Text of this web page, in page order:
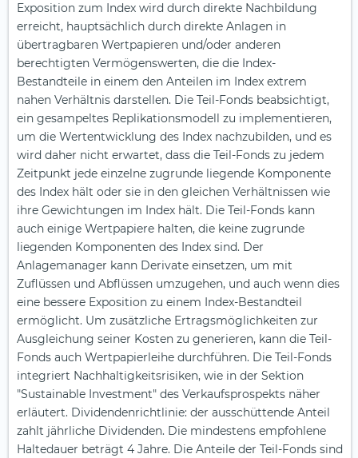
Exposition zum Index wird durch direkte Nachbildung
erreicht, hauptsächlich durch direkte Anlagen in
übertragbaren Wertpapieren und/oder anderen
berechtigten Vermögenswerten, die die Index-
Bestandteile in einem den Anteilen im Index extrem
nahen Verhältnis darstellen. Die Teil-Fonds beabsichtigt,
ein gesampeltes Replikationsmodell zu implementieren,
um die Wertentwicklung des Index nachzubilden, und es
wird daher nicht erwartet, dass die Teil-Fonds zu jedem
Zeitpunkt jede einzelne zugrunde liegende Komponente
des Index hält oder sie in den gleichen Verhältnissen wie
ihre Gewichtungen im Index hält. Die Teil-Fonds kann
auch einige Wertpapiere halten, die keine zugrunde
liegenden Komponenten des Index sind. Der
Anlagemanager kann Derivate einsetzen, um mit
Zuflüssen und Abflüssen umzugehen, und auch wenn dies
eine bessere Exposition zu einem Index-Bestandteil
ermöglicht. Um zusätzliche Ertragsmöglichkeiten zur
Ausgleichung seiner Kosten zu generieren, kann die Teil-
Fonds auch Wertpapierleihe durchführen. Die Teil-Fonds
integriert Nachhaltigkeitsrisiken, wie in der Sektion
"Sustainable Investment" des Verkaufsprospekts näher
erläutert. Dividendenrichtlinie: der ausschüttende Anteil
zahlt jährliche Dividenden. Die mindestens empfohlene
Haltedauer beträgt 4 Jahre. Die Anteile der Teil-Fonds sind